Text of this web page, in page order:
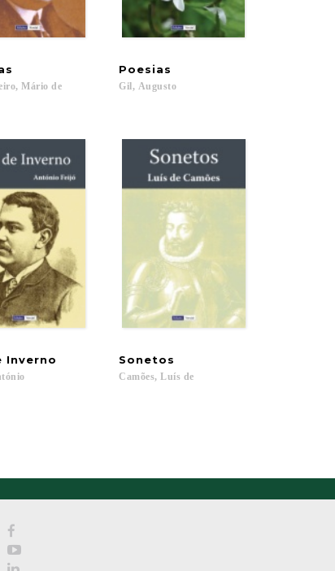
Mário de
Poesias
Gil, Augusto
Inverno Sonetos
Camões, Luís de